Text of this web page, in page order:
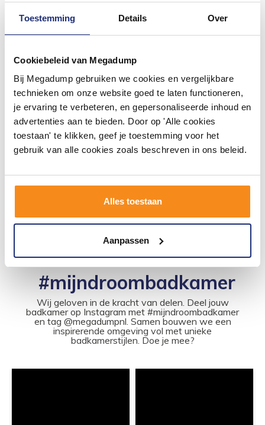
Toestemming Details Over
Cookiebeleid van Megadump
Bij Megadump gebruiken we cookies en vergelijkbare
technieken om onze website goed te laten functioneren,
je ervaring te verbeteren, en gepersonaliseerde inhoud en
advertenties aan te bieden. Door op 'Alle cookies
toestaan' te klikken, geef je toestemming voor het
gebruik van alle cookies zoals beschreven in ons beleid.
Alles toestaan
Aanpassen
Designradiator Nile
Gobi140x60cm 754W Wit
3 werkdagen
160,00
130,00
Meer info
Elektrische Radiator Boss &
Wessing Jane 985W 170x50
Voor 14:00 besteld,
volgende (werk)dag in huis
265,00
Meer info
1 2 3 4 5 52
#mijndroombadkamer
Wij geloven in de kracht van delen. Deel jouw
badkamer op Instagram met #mijndroombadkamer
en tag @megadumpnl. Samen bouwen we een
inspirerende omgeving vol met unieke
badkamerstijlen. Doe je mee?